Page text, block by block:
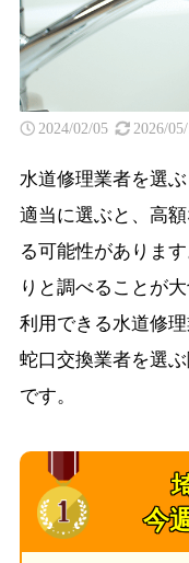
2024/02/05 2026/
水道修理業者を選
適当に選ぶと、高
る可能性がありま
りと調べることが
利用できる水道修
蛇口交換業者を選
です。
今